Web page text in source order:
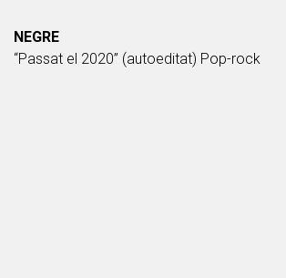
NEGRE
“Passat el 2020” (autoeditat) Pop-rock